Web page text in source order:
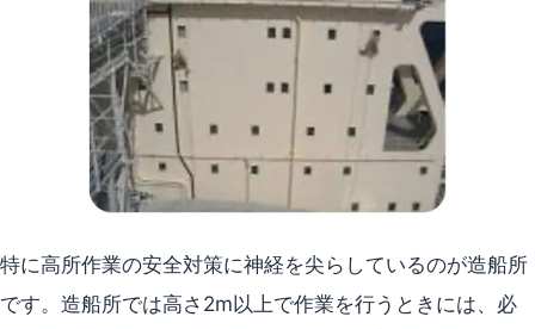
特に高所作業の安全対策に神経を尖らしているのが造船所
です。造船所では高さ2m以上で作業を行うときには、必